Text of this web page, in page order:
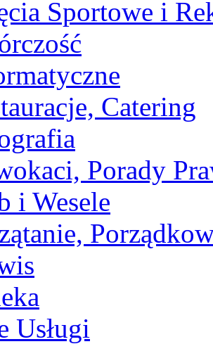
Sportowe i
Catering
Porady
i Wesele
Usługi